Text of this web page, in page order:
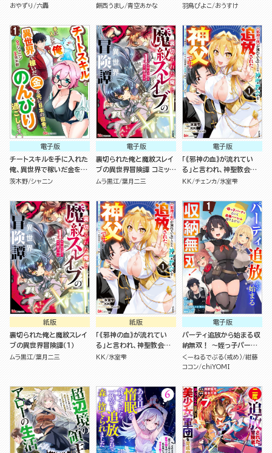
法じゃなくてさ？ ～ギフト
少女たちと駆け抜ける～
おやずり 六轟
即死させて楽しんでいた
壊しました～（１）
餅西うまし 青空あかな
たくせに、後から復帰要請
仲間と出会った俺はこっち
で最強を目指す！（５）
羽鳥ぴよこ おうすけ
電子版
チートスキルを手に入れた
俺、異世界で稼いだ金を元
に日本の田舎でのんびり過
版）
茨木野 シャニン
電子版
裏切られた俺と魔紋スレイ
ブの異世界冒険譚 コミック
版 （1）
ムラ黒江 葉月二三
電子版
「《邪神の血》が流れてい
る」と言われ、神聖教会を
追放された神父です。 ～理
されたら、信仰対象の女神
様も一緒についてきちゃい
ました～ コミック版 （1）
KK チェンカ 氷室雫
紙版
裏切られた俺と魔紋スレイ
ブの異世界冒険譚（１）
ムラ黒江 葉月二三
紙版
「《邪神の血》が流れてい
る」と言われ、神聖教会を
追放された神父です。 ～理
様も一緒についてきちゃい
ました～ （１）
KK 氷室雫
電子版
パーティ追放から始まる収
納無双！ ～姪っ子パーテ
ィといく最強ハーレム成り
上がり～ コミック版（分冊
くーねるでぶる（戒め） 紺藤
ココン chiYOMI